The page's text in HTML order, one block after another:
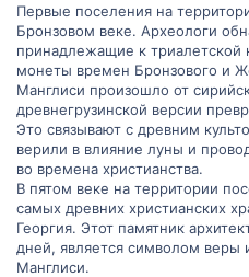
Первые поселения на
Бронзовом веке. Археологи
принадлежащие к триалетской
монеты времен Бронзового и
Манглиси произошло от
древнегрузинской версии
Это связывают с древним
верили в влияние луны и
во времена христианства.
В пятом веке на территории
самых древних христианских
Георгия. Этот памятник
дней, является символом веры
Манглиси.